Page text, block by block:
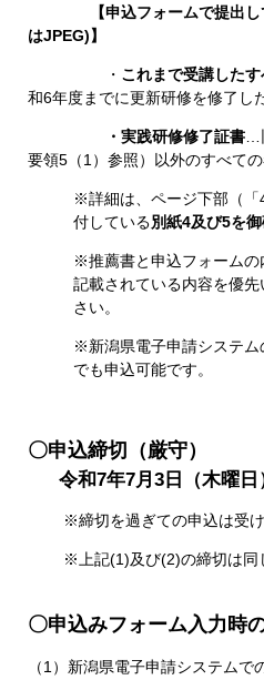
【申込フォームで提出し
はJPEG)】
・ これまで受講した
和6年度までに更新研修を修了し
・実践研修修了証書…
要領5（1）参照）以外のすべて
※詳細は、ページ下部（
付している​別紙4​及び5を
※推薦書と申込フォームの
記載されている内容を優
さい。
※新潟県電子申請システム
でも申込可能です。
〇申込締切（厳守）
令和7年7月3日（木曜日
※締切を過ぎての申込は受け
※上記(1)及び(2)の締切は同
〇申込みフォーム入力時
（1）新潟県電子申請システム